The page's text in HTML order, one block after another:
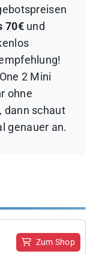
70€und
2 Mini
ohne
dann schaut
genauer an.
Zum Shop